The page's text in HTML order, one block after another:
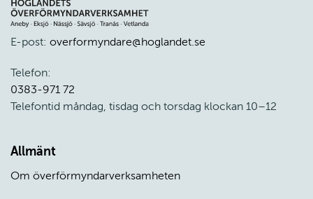
E-post: overformyndare@hoglandet.se
Telefon:
0383-971 72
Telefontid måndag, tisdag och torsdag klockan 10–12
Allmänt
Om överförmyndarverksamheten